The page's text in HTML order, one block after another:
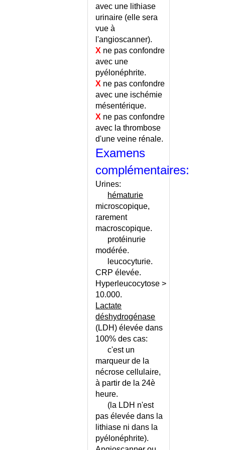
RECIDIVANTES ENFANT
INFECTIONS SEXUELLEMENT
INFECTIONS SEXUELLEMENT
TRANSMISSIBLES - CONSEILS
INFECTIONS SEXUELLEMENT
INFILTRATION DU FOIE
INFILTRATION EXTRADURALE
INFLAMMATION - REGIME
INFLUENCE PAR UNE SECTE
INFORMATION DU PATIENT
INJECTION INTRAMUSCULAIRE
ANDROGENES (SYNDROME D')
INSTABILITE VESICALE -
INSTABILITE VESICALE -
INSTABILITE VESICALE CHEZ
INSTABILITE VESICALE CHEZ
INSUFFISANCE AORTIQUE
INSUFFISANCE ARTERIELLE
INSUFFISANCE CARDIAQUE
INSUFFISANCE CARDIAQUE -
INSUFFISANCE CARDIAQUE -
INSUFFISANCE CARDIAQUE DU
avec une lithiase
urinaire (elle sera
vue à
l'angioscanner).
X ne pas confondre
avec une
pyélonéphrite.
X ne pas confondre
avec une ischémie
mésentérique.
X ne pas confondre
avec la thrombose
d'une veine rénale.
Examens
complémentaires:
Urines:
hématurie
microscopique,
rarement
macroscopique.
protéinurie
modérée.
leucocyturie.
CRP élevée.
Hyperleucocytose >
10.000.
Lactate
déshydrogénase
(LDH) élevée dans
100% des cas:
c'est un
marqueur de la
nécrose cellulaire,
à partir de la 24è
heure.
(la LDH n'est
pas élevée dans la
lithiase ni dans la
pyélonéphrite).